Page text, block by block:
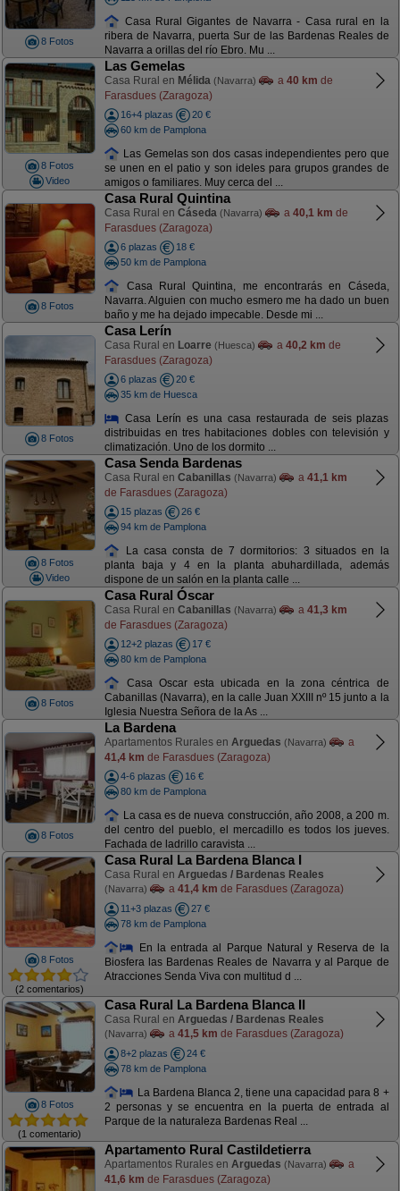
8 Fotos
Casa Rural Gigantes de Navarra - Casa rural en la
ribera de Navarra, puerta Sur de las Bardenas Reales de
Navarra a orillas del río Ebro. Mu ...
8 Fotos
Video
Las Gemelas
Casa Rural en Mélida (Navarra) a 40 km de
Farasdues (Zaragoza)
16+4 plazas
20 €
60 km de Pamplona
Las Gemelas son dos casas independientes pero que
se unen en el patio y son ideles para grupos grandes de
amigos o familiares. Muy cerca del ...
8 Fotos
Casa Rural Quintina
Casa Rural en Cáseda (Navarra) a 40,1 km de
Farasdues (Zaragoza)
6 plazas
18 €
50 km de Pamplona
Casa Rural Quintina, me encontrarás en Cáseda,
Navarra. Alguien con mucho esmero me ha dado un buen
baño y me ha dejado impecable. Desde mi ...
8 Fotos
Casa Lerín
Casa Rural en Loarre (Huesca) a 40,2 km de
Farasdues (Zaragoza)
6 plazas
20 €
35 km de Huesca
Casa Lerín es una casa restaurada de seis plazas
distribuidas en tres habitaciones dobles con televisión y
climatización. Uno de los dormito ...
8 Fotos
Video
Casa Senda Bardenas
Casa Rural en Cabanillas (Navarra) a 41,1 km
de Farasdues (Zaragoza)
15 plazas
26 €
94 km de Pamplona
La casa consta de 7 dormitorios: 3 situados en la
planta baja y 4 en la planta abuhardillada, además
dispone de un salón en la planta calle ...
8 Fotos
Casa Rural Óscar
Casa Rural en Cabanillas (Navarra) a 41,3 km
de Farasdues (Zaragoza)
12+2 plazas
17 €
80 km de Pamplona
Casa Oscar esta ubicada en la zona céntrica de
Cabanillas (Navarra), en la calle Juan XXIII nº 15 junto a la
Iglesia Nuestra Señora de la As ...
8 Fotos
La Bardena
Apartamentos Rurales en Arguedas (Navarra)
a
41,4 km de Farasdues (Zaragoza)
4-6 plazas
16 €
80 km de Pamplona
La casa es de nueva construcción, año 2008, a 200 m.
del centro del pueblo, el mercadillo es todos los jueves.
Fachada de ladrillo caravista ...
8 Fotos
(2 comentarios)
Casa Rural La Bardena Blanca I
Casa Rural en Arguedas / Bardenas Reales
(Navarra) a 41,4 km de Farasdues (Zaragoza)
11+3 plazas
27 €
78 km de Pamplona
En la entrada al Parque Natural y Reserva de la
Biosfera las Bardenas Reales de Navarra y al Parque de
Atracciones Senda Viva con multitud d ...
8 Fotos
(1 comentario)
Casa Rural La Bardena Blanca II
Casa Rural en Arguedas / Bardenas Reales
(Navarra) a 41,5 km de Farasdues (Zaragoza)
8+2 plazas
24 €
78 km de Pamplona
La Bardena Blanca 2, tiene una capacidad para 8 +
2 personas y se encuentra en la puerta de entrada al
Parque de la naturaleza Bardenas Real ...
Apartamento Rural Castildetierra
Apartamentos Rurales en Arguedas (Navarra)
a
41,6 km de Farasdues (Zaragoza)